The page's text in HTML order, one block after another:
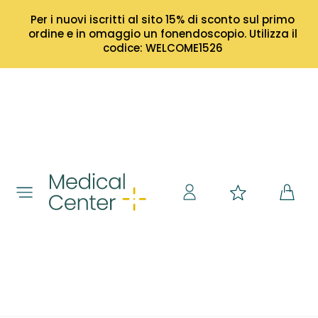
Per i nuovi iscritti al sito 15% di sconto sul primo
ordine e in omaggio un fonendoscopio. Utilizza il
codice: WELCOME1526